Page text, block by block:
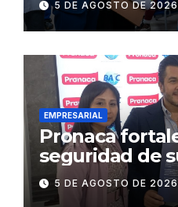
en 86
salud
5 DE AGOSTO DE 2026
EMPRESARIAL
Pronaca
seguridad de
suministro
BASC en dos
5 DE AGOSTO DE 2026